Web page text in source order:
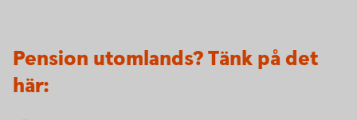
Pension utomlands? Tänk på det
här: